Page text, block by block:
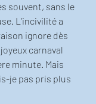
souvent, sans le
L’incivilité a
ignore dès
carnaval
minute. Mais
je pas pris plus